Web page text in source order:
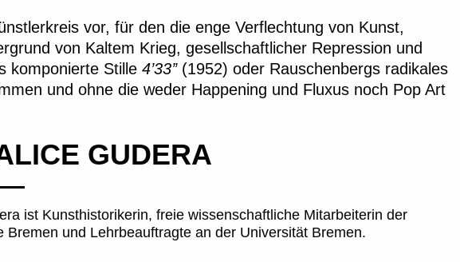
vor, für den die enge Verflechtung von Kunst,
von Kaltem Krieg, gesellschaftlicher Repression und
komponierte Stille 4’33’’(1952) oder Rauschenbergs radikales
und ohne die weder Happening und Fluxus noch Pop Art
GUDERA
ist Kunsthistorikerin, freie wissenschaftliche Mitarbeiterin der
Bremen und Lehrbeauftragte an der Universität Bremen.